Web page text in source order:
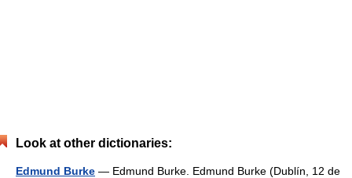
Look at other dictionaries:
Edmund Burke — Edmund Burke. Edmund Burke (Dublín, 12 de